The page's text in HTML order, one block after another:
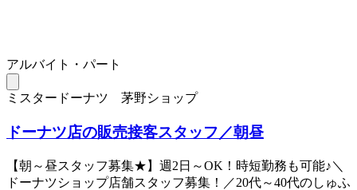
アルバイト・パート
ミスタードーナツ 茅野ショップ
ドーナツ店の販売接客スタッフ／朝昼
【朝～昼スタッフ募集★】週2日～OK！時短勤務も可能♪＼
ドーナツショップ店舗スタッフ募集！／20代～40代のしゅふ